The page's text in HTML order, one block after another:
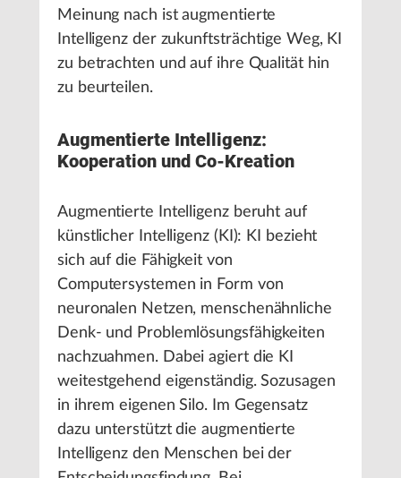
Meinung nach ist augmentierte
Intelligenz der zukunftsträchtige Weg, KI
zu betrachten und auf ihre Qualität hin
zu beurteilen.
Augmentierte Intelligenz:
Kooperation und Co-Kreation
Augmentierte Intelligenz beruht auf
künstlicher Intelligenz (KI): KI bezieht
sich auf die Fähigkeit von
Computersystemen in Form von
neuronalen Netzen, menschenähnliche
Denk- und Problemlösungsfähigkeiten
nachzuahmen. Dabei agiert die KI
weitestgehend eigenständig. Sozusagen
in ihrem eigenen Silo. Im Gegensatz
dazu unterstützt die augmentierte
Intelligenz den Menschen bei der